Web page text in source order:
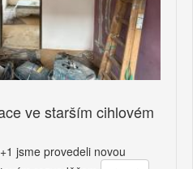
ve starším cihlovém
jsme provedeli novou